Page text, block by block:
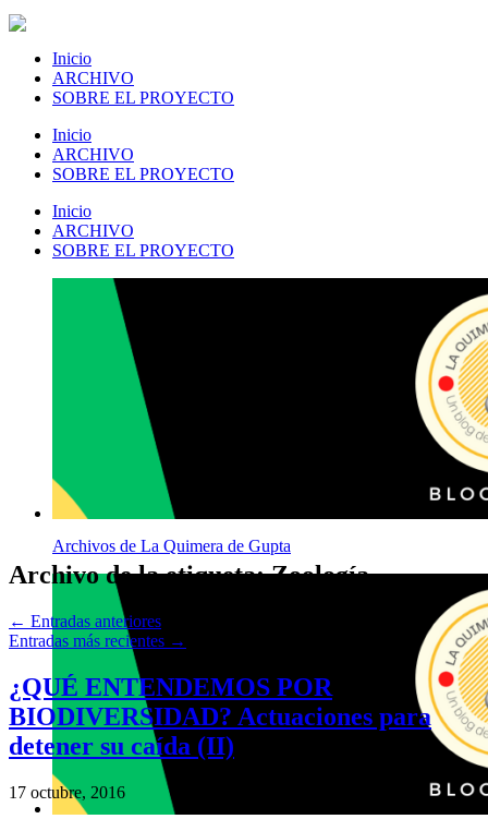
Inicio
ARCHIVO
SOBRE EL PROYECTO
Inicio
ARCHIVO
SOBRE EL PROYECTO
Inicio
ARCHIVO
SOBRE EL PROYECTO
Archivos de La Quimera de Gupta
Archivo de la etiqueta:Zoología
← Entradas anteriores
Entradas más recientes →
¿QUÉ ENTENDEMOS POR
BIODIVERSIDAD? Actuaciones para
detener su caída (II)
17 octubre, 2016